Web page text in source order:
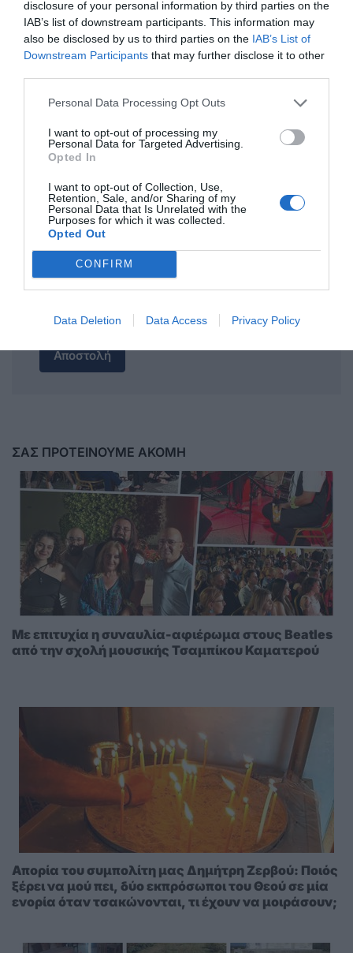
disclosure of your personal information by third parties on the
IAB’s list of downstream participants. This information may
also be disclosed by us to third parties on the IAB’s List of
Downstream Participants that may further disclose it to other
Personal Data Processing Opt Outs
I want to opt-out of processing my
Personal Data for Targeted Advertising.
Opted In
I want to opt-out of Collection, Use,
Retention, Sale, and/or Sharing of my
Personal Data that Is Unrelated with the
Purposes for which it was collected.
Opted Out
CONFIRM
Data Deletion Data Access Privacy Policy
ΟΝΟΜΑ
Αποστολή
ΣΑΣ ΠΡΟΤΕΙΝΟΥΜΕ ΑΚΟΜΗ
Με επιτυχία η συναυλία-αφιέρωμα στους Beatles
από την σχολή μουσικής Τσαμπίκου Καματερού
Απορία του συμπολίτη μας Δημήτρη Ζερβού: Ποιός
ξέρει να μού πει, δύο εκπρόσωποι του Θεού σε μία
ενορία όταν τσακώνονται, τι έχουν να μοιράσουν;